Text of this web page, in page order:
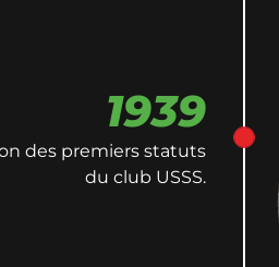
1939
des premiers statuts
du club USSS.